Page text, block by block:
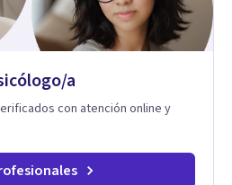
a
con atención online y